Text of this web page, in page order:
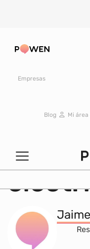
Empresas
Blog Mi
un